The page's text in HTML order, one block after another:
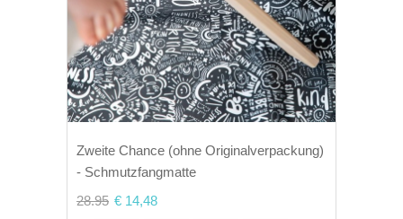
Zweite Chance (ohne Originalverpackung)
- Schmutzfangmatte
28.95 € 14,48